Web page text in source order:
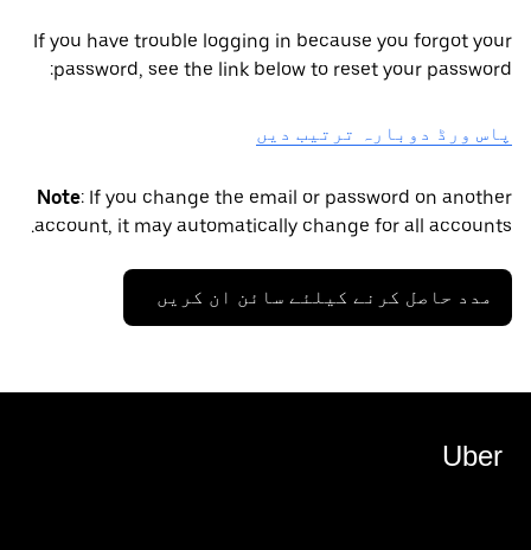
If you have trouble logging in because you forgot your
password, see the link below to reset your password:
پاس ورڈ دوبارہ ترتیب دیں
Note: If you change the email or password on another
account, it may automatically change for all accounts.
مدد حاصل کرنے کیلئے سائن ان کریں
Uber